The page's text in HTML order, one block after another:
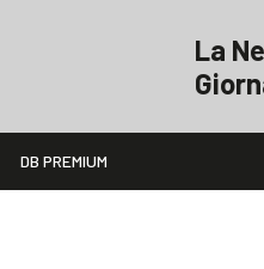
La
DB PREMIUM